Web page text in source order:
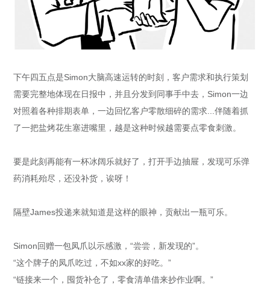
下午四五点是Simon大脑高速运转的时刻，客户需求和执行策划
需要完整地体现在日报中，并且分发到同事手中去，Simon一边
对照着各种排期表单，一边回忆客户零散细碎的需求...伴随着抓
了一把盐烤花生塞进嘴里，越是这种时候越需要点零食刺激。
要是此刻再能有一杯冰阔乐就好了，打开手边抽屉，发现可乐弹
药消耗殆尽，还没补货，诶呀！
隔壁James投递来就知道是这样的眼神，贡献出一瓶可乐。
Simon回赠一包凤爪以示感激，“尝尝，新发现的”。
“这个牌子的凤爪吃过，不如xx家的好吃。”
“链接来一个，囤货补仓了，零食清单借来抄作业啊。”